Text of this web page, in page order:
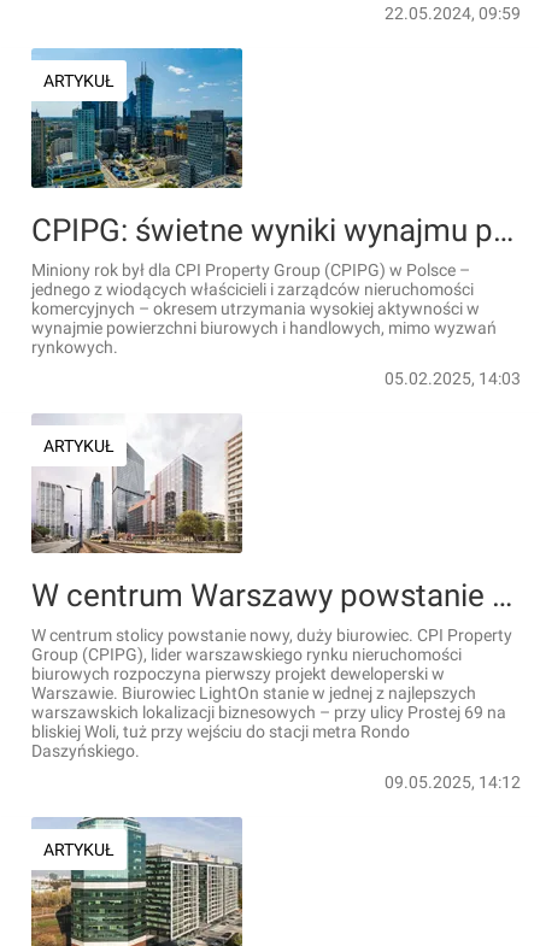
22.05.2024, 09:59
ARTYKUŁ
CPIPG: świetne wyniki wynajmu powierzchni w 2024 roku mimo wyzwań rynkowych
Miniony rok był dla CPI Property Group (CPIPG) w Polsce –
jednego z wiodących właścicieli i zarządców nieruchomości
komercyjnych – okresem utrzymania wysokiej aktywności w
wynajmie powierzchni biurowych i handlowych, mimo wyzwań
rynkowych.
05.02.2025, 14:03
ARTYKUŁ
W centrum Warszawy powstanie nowy, duży biurowiec [WIZUALIZACJE]
W centrum stolicy powstanie nowy, duży biurowiec. CPI Property
Group (CPIPG), lider warszawskiego rynku nieruchomości
biurowych rozpoczyna pierwszy projekt deweloperski w
Warszawie. Biurowiec LightOn stanie w jednej z najlepszych
warszawskich lokalizacji biznesowych – przy ulicy Prostej 69 na
bliskiej Woli, tuż przy wejściu do stacji metra Rondo
Daszyńskiego.
09.05.2025, 14:12
ARTYKUŁ